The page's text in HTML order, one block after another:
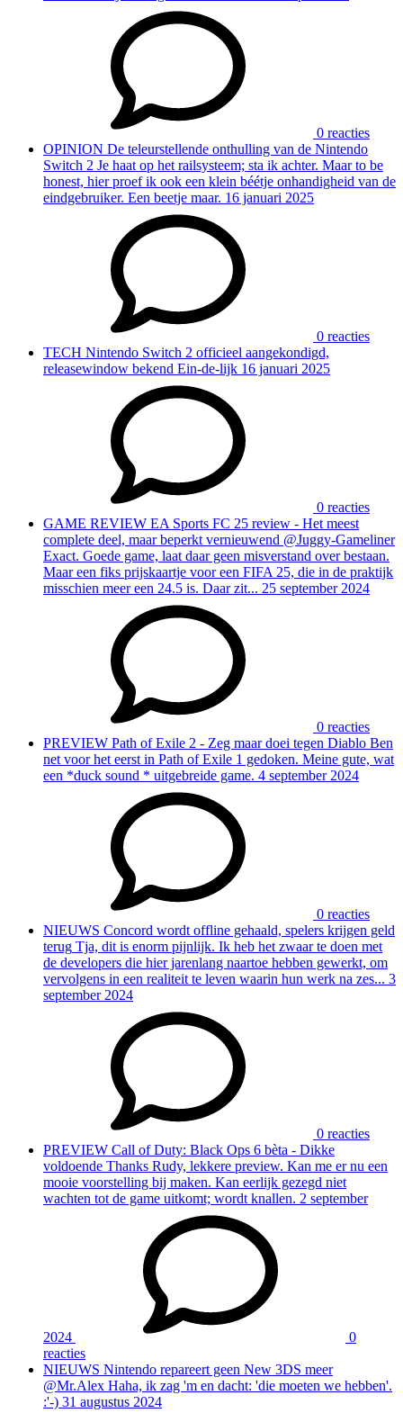
0 reacties
OPINION De teleurstellende onthulling van de Nintendo
Switch 2 Je haat op het railsysteem; sta ik achter. Maar to be
honest, hier proef ik ook een klein béétje onhandigheid van de
eindgebruiker. Een beetje maar. 16 januari 2025
0 reacties
TECH Nintendo Switch 2 officieel aangekondigd,
releasewindow bekend Ein-de-lijk 16 januari 2025
0 reacties
GAME REVIEW EA Sports FC 25 review - Het meest
complete deel, maar beperkt vernieuwend @Juggy-Gameliner
Exact. Goede game, laat daar geen misverstand over bestaan.
Maar een fiks prijskaartje voor een FIFA 25, die in de praktijk
misschien meer een 24.5 is. Daar zit... 25 september 2024
0 reacties
PREVIEW Path of Exile 2 - Zeg maar doei tegen Diablo Ben
net voor het eerst in Path of Exile 1 gedoken. Meine gute, wat
een *duck sound * uitgebreide game. 4 september 2024
0 reacties
NIEUWS Concord wordt offline gehaald, spelers krijgen geld
terug Tja, dit is enorm pijnlijk. Ik heb het zwaar te doen met
de developers die hier jarenlang naartoe hebben gewerkt, om
vervolgens in een realiteit te leven waarin hun werk na zes... 3
september 2024
0 reacties
PREVIEW Call of Duty: Black Ops 6 bèta - Dikke
voldoende Thanks Rudy, lekkere preview. Kan me er nu een
mooie voorstelling bij maken. Kan eerlijk gezegd niet
wachten tot de game uitkomt; wordt knallen. 2 september
2024
0
reacties
NIEUWS Nintendo repareert geen New 3DS meer
@Mr.Alex Haha, ik zag 'm en dacht: 'die moeten we hebben'.
:'-) 31 augustus 2024